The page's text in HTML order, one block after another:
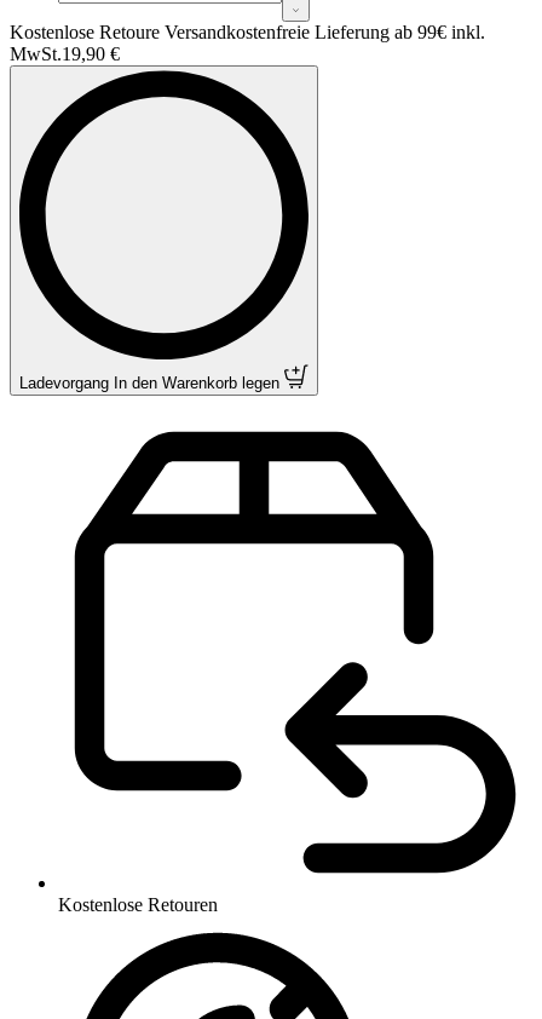
Kostenlose Retoure Versandkostenfreie Lieferung ab 99€ inkl.
MwSt.19,90 €
Ladevorgang In den Warenkorb legen
Kostenlose Retouren